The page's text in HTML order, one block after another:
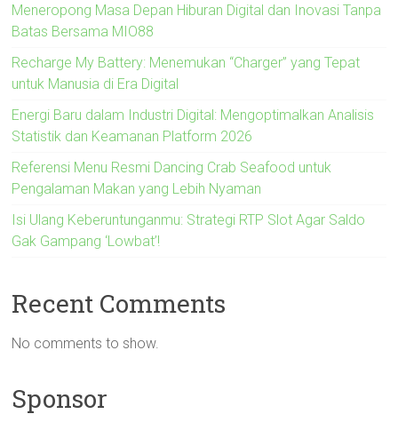
Meneropong Masa Depan Hiburan Digital dan Inovasi Tanpa
Batas Bersama MIO88
Recharge My Battery: Menemukan “Charger” yang Tepat
untuk Manusia di Era Digital
Energi Baru dalam Industri Digital: Mengoptimalkan Analisis
Statistik dan Keamanan Platform 2026
Referensi Menu Resmi Dancing Crab Seafood untuk
Pengalaman Makan yang Lebih Nyaman
Isi Ulang Keberuntunganmu: Strategi RTP Slot Agar Saldo
Gak Gampang ‘Lowbat’!
Recent Comments
No comments to show.
Sponsor